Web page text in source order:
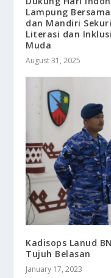
Lampung
dan Mandiri
Literasi dan
Muda
August 31, 2025
Kadisops Lanud
Tujuh Belasan
January 17, 2023